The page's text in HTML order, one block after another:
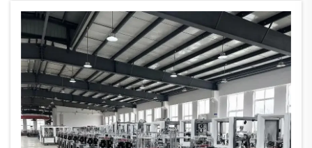
verpakkingsmachine meetbare voordelen
oplevert...